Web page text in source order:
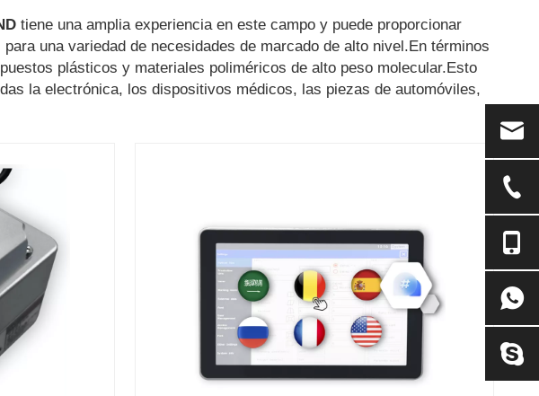
tiene una amplia experiencia en este campo y puede proporcionar
para una variedad de necesidades de marcado de alto nivel.En términos
plásticos y materiales poliméricos de alto peso molecular.Esto
la electrónica, los dispositivos médicos, las piezas de automóviles,